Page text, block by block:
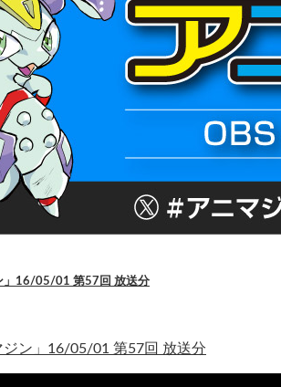
」16/05/01 第57回 放送分
ジン」16/05/01 第57回 放送分